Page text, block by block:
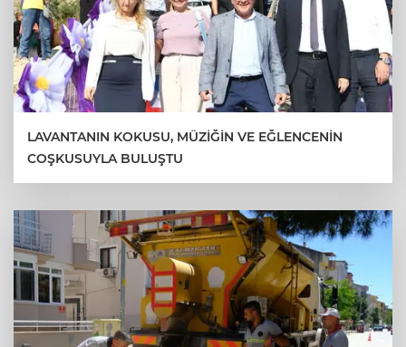
LAVANTANIN KOKUSU, MÜZİĞİN VE EĞLENCENİN
COŞKUSUYLA BULUŞTU